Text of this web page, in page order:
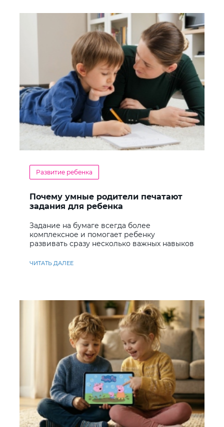
Развитие ребенка
Почему умные родители печатают
задания для ребенка
Задание на бумаге всегда более
комплексное и помогает ребенку
развивать сразу несколько важных навыков
ЧИТАТЬ ДАЛЕЕ